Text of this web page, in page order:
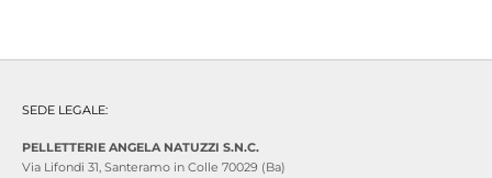
SEDE LEGALE:
PELLETTERIE ANGELA NATUZZI S.N.C.
Via Lifondi 31, Santeramo in Colle 70029 (Ba)